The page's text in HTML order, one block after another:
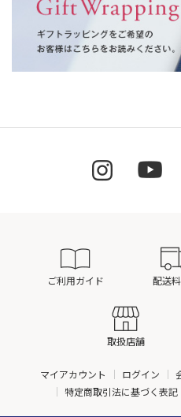
ご利用ガイド 配送
取扱店舗
マイアカウント ログイン
特定商取引法に基づく表記